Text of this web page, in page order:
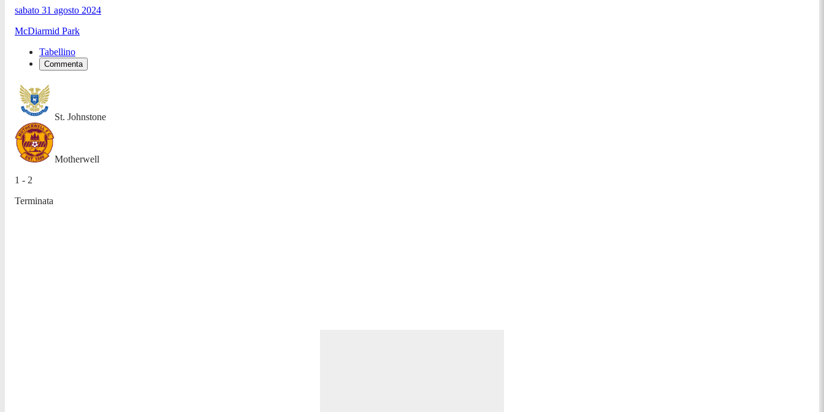
sabato 31 agosto 2024
McDiarmid Park
Tabellino
Commenta
St. Johnstone
Motherwell
1 - 2
Terminata